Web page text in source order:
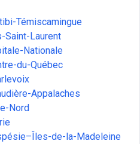
Témiscamingue
Saint-Laurent
Nationale
du-Québec
Appalaches
Nord
de-la-Madeleine